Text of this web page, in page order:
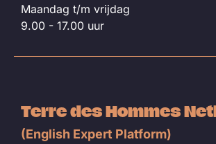
Maandag t/m vrijdag
9.00 - 17.00 uur
Terre des Hommes
(English Expert Platform)